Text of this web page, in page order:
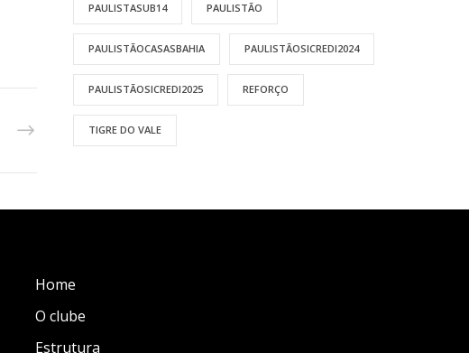
PAULISTASUB14 PAULISTÃO
PAULISTÃOCASASBAHIA PAULISTÃOSICREDI2024
PAULISTÃOSICREDI2025 REFORÇO
TIGRE DO VALE
Home
O clube
Estrutura